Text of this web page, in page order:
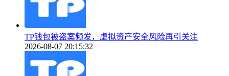
TP钱包被盗案频发，虚拟资产安全风险再引关注
2026-08-07 20:15:32